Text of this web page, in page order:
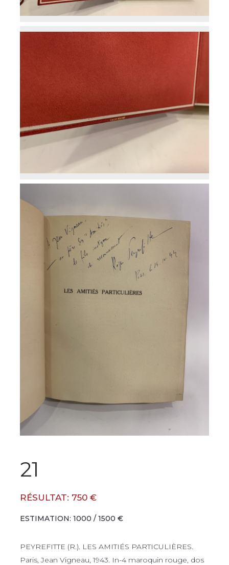
21
RÉSULTAT: 750 €
ESTIMATION: 1000 / 1500 €
PEYREFITTE (R.). LES AMITIÉS PARTICULIÈRES.
Paris, Jean Vigneau, 1943. In-4 maroquin rouge, dos